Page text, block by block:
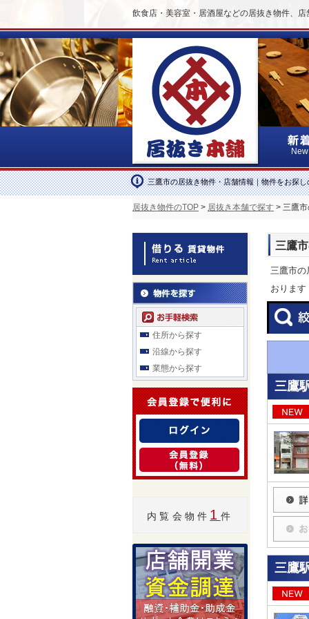
飲食店・美容室・居酒屋などの居抜き物件、
三鷹市の居抜き物件・店舗情報｜物件をお探し
居抜き物件のTOP > 居抜き本舗で探す > 三鷹
三鷹
三鷹市の
おります
三鷹
三鷹
住所から探す
沿線から探す
業態から探す
内覧会物件 1 件